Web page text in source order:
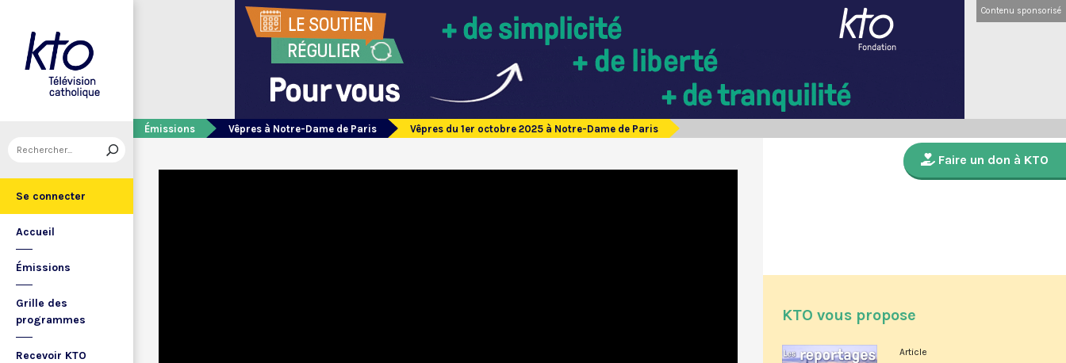
Se connecter
Accueil
Émissions
Grille des
programmes
Recevoir KTO
Contenu sponsorisé
Émissions Vêpres à Notre-Dame de Paris Vêpres du 1er octobre 2025 à Notre-Dame de Paris
Faire un don à KTO
KTO vous propose
Article